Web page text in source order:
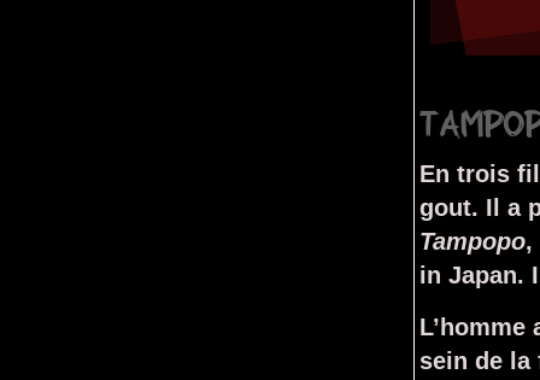
En trois
gout. Il a
Tampopo,
in Japan.
sein de la